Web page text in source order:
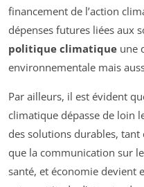
financement de l’action
dépenses futures liées aux
politique climatique une
environnementale mais
Par ailleurs, il est évident
climatique dépasse de loin
des solutions durables, tant
que la communication sur
santé, et économie devient